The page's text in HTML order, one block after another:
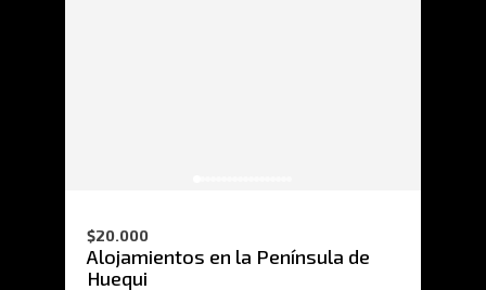
$20.000
Alojamientos en la Península de
Huequi